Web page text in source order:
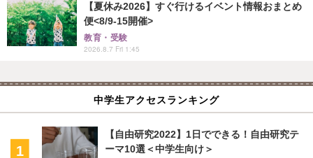
【夏休み2026】すぐ行けるイベント情報おまとめ
便<8/9-15開催>
教育・受験
2026.8.7 Fri 1:45
中学生アクセスランキング
【自由研究2022】1日でできる！自由研究テ
ーマ10選＜中学生向け＞